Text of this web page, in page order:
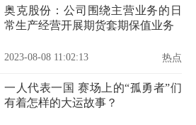
奥克股份：公司围绕主营业务的日
常生产经营开展期货套期保值业务
2023-08-08 11:02:13 热点
一人代表一国 赛场上的“孤勇者”们
有着怎样的大运故事？